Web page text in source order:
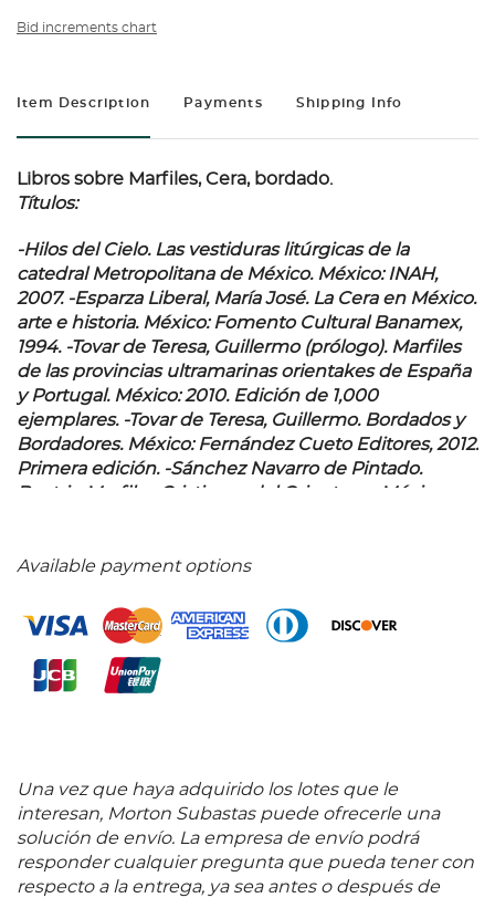
Bid increments chart
Item Description Payments Shipping Info
Libros sobre Marfiles, Cera, bordado.
Títulos:
-Hilos del Cielo. Las vestiduras litúrgicas de la
catedral Metropolitana de México. México: INAH,
2007. -Esparza Liberal, María José. La Cera en México.
arte e historia. México: Fomento Cultural Banamex,
1994. -Tovar de Teresa, Guillermo (prólogo). Marfiles
de las provincias ultramarinas orientakes de España
y Portugal. México: 2010. Edición de 1,000
ejemplares. -Tovar de Teresa, Guillermo. Bordados y
Bordadores. México: Fernández Cueto Editores, 2012.
Primera edición. -Sánchez Navarro de Pintado.
Beatriz. Marfiles Cristianos del Oriente en México.
8.
Available payment options
Una vez que haya adquirido los lotes que le
interesan, Morton Subastas puede ofrecerle una
solución de envío. La empresa de envío podrá
responder cualquier pregunta que pueda tener con
respecto a la entrega, ya sea antes o después de